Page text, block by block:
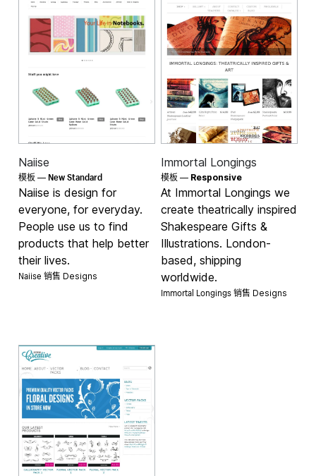
Naiise
模板 —New Standard
Naiise is design for
everyone, for everyday.
People use us to find
products that help better
their lives.
Naiise 销售 Designs
Immortal Longings
模板 — Responsive
At Immortal Longings we
create theatrically inspired
Shakespeare Gifts &
Illustrations. London-
based, shipping
worldwide.
Immortal Longings 销售 Designs